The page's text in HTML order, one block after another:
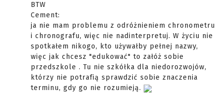
BTW
Cement:
ja nie mam problemu z odróżnieniem chronometru
i chronografu, więc nie nadinterpretuj. W życiu nie
spotkałem nikogo, kto używałby pełnej nazwy,
więc jak chcesz "edukować" to załóż sobie
przedszkole . Tu nie szkółka dla niedorozwojów,
którzy nie potrafią sprawdzić sobie znaczenia
terminu, gdy go nie rozumieją.